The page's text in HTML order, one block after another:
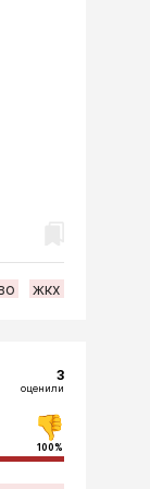
жкх
3
оценили
100%